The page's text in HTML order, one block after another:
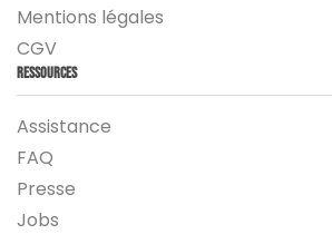
Mentions légales
CGV
Ressources
Assistance
FAQ
Presse
Jobs